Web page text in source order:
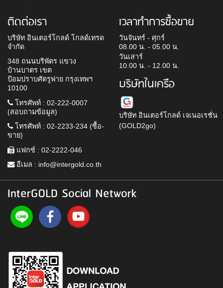
ติดต่อเรา
บริษัท อินเตอร์โกลด์ โกลด์เทรด
จำกัด
348 ถนนบริพัตร แขวง
บ้านบาตร เขต
ป้อมปราบศัตรูพ่าย กรุงเทพฯ
10100
โทรศัพท์ : 02-222-0007
(สอบถามข้อมูล)
โทรศัพท์ : 02-2233-234 (ซื้อ-
ขาย)
แฟกซ์ : 02-2222-046
อีเมล : info@intergold.co.th
เวลาทำการซื้อขาย
วันจันทร์ - ศุกร์
08.00 น. - 05.00 น.
วันเสาร์
10.00 น. - 12.00 น.
บริษัทในเครือ
บริษัท อินเตอร์โกลด์ เจเนอเรชั่น
(GOLD2go)
InterGOLD Social Network